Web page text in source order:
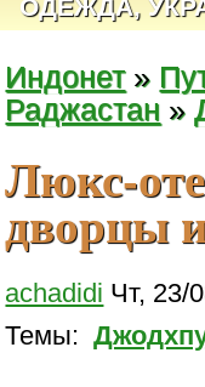
ОДЕЖДА,
Индонет»
Раджастан »
Люкс-
дворцы
achadidi Чт, 23/
Темы: